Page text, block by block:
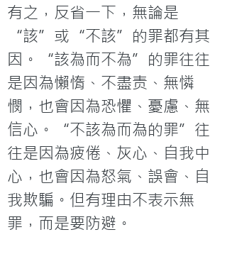
有之，反省一下，無論是
“該”或“不該”的罪都有其
因。“該為而不為”的罪往往
是因為懶惰、不盡责、無憐
憫，也會因為恐懼、憂慮、無
信心。“不該為而為的罪”往
往是因為疲倦、灰心、自我中
心，也會因為怒氣、誤會、自
我欺騙。但有理由不表示無
罪，而是要防避。